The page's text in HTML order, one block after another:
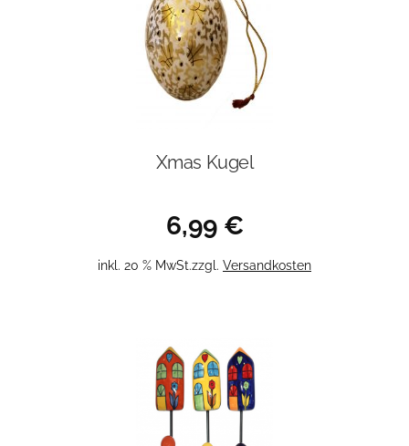
Xmas Kugel
6,99 €
inkl. 20 % MwSt.zzgl. Versandkosten